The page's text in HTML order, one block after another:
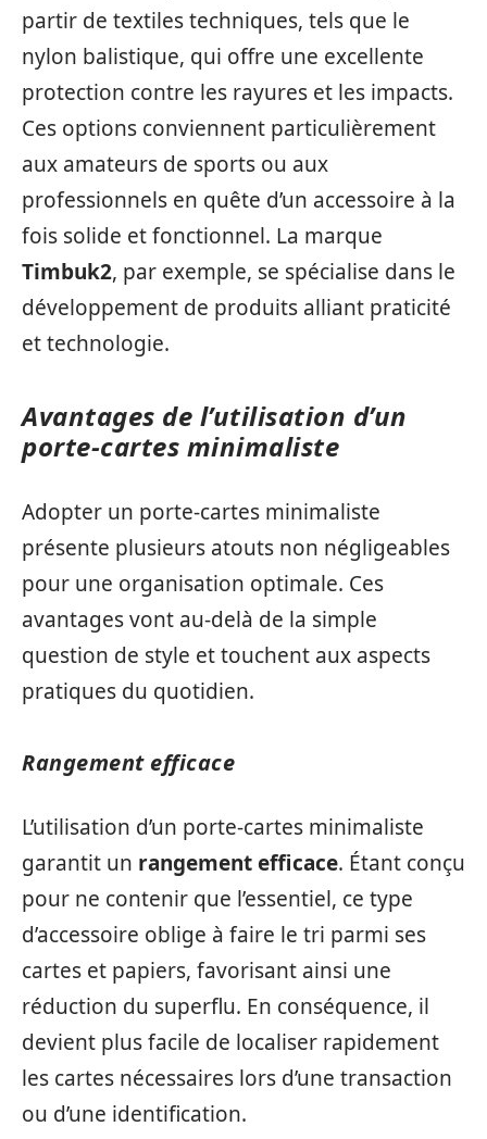
partir de textiles techniques, tels que le
nylon balistique, qui offre une excellente
protection contre les rayures et les impacts.
Ces options conviennent particulièrement
aux amateurs de sports ou aux
professionnels en quête d’un accessoire à la
fois solide et fonctionnel. La marque
Timbuk2, par exemple, se spécialise dans le
développement de produits alliant praticité
et technologie.
Avantages de l’utilisation d’un
porte-cartes minimaliste
Adopter un porte-cartes minimaliste
présente plusieurs atouts non négligeables
pour une organisation optimale. Ces
avantages vont au-delà de la simple
question de style et touchent aux aspects
pratiques du quotidien.
Rangement efficace
L’utilisation d’un porte-cartes minimaliste
garantit un rangement efficace. Étant conçu
pour ne contenir que l’essentiel, ce type
d’accessoire oblige à faire le tri parmi ses
cartes et papiers, favorisant ainsi une
réduction du superflu. En conséquence, il
devient plus facile de localiser rapidement
les cartes nécessaires lors d’une transaction
ou d’une identification.